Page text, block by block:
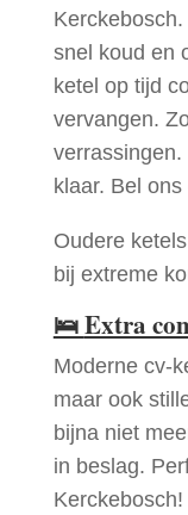
snel koud en
ketel op tijd
vervangen.
klaar. Bel ons
Oudere
bij extreme
🛌Extra
Moderne cv-
maar ook
bijna niet
in beslag.